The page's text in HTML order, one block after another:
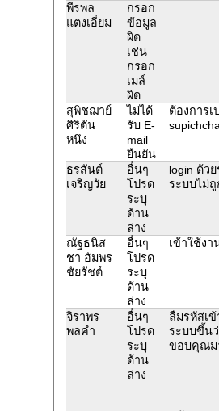
พีรพล
แตงเอี่ยม
กรอก
ข้อมูล
ผิด
เช่น
กรอก
เมล์
ผิด
สุพิชฌาย์
ศิริตัน
หนึง
ไม่ได้
รับ E-
mail
ยืนยัน
ต้องการเ
ธรสันต์
เจริญวัย
อื่นๆ
โปรด
ระบุ
ด้าน
ล่าง
login ด้ว
ระบบไม่ถู
ณัฐธนิส
ชา อัมพร
ชัยรัชต์
อื่นๆ
โปรด
ระบุ
ด้าน
ล่าง
เข้าใช้งา
จิราพร
พลคำ
อื่นๆ
โปรด
ระบุ
ด้าน
ล่าง
ลืมรหัสเ
ระบบขึ้นว่
ขอบคุณม